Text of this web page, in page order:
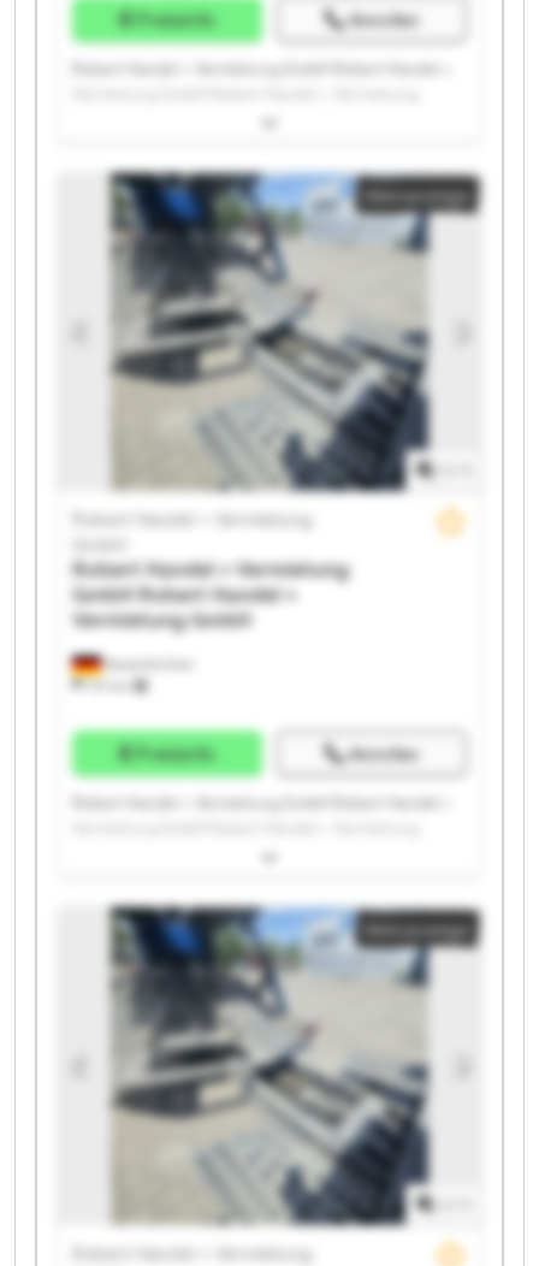
Preisinfo Anrufen
GmbH Robert Handel + Vermietung GmbH Robert
Vermietung GmbH Robert Handel + Vermietung
GmbH Robert Handel + Vermietung GmbH Robert
Handel + Vermietung GmbH Robert Handel +
Vermietung GmbH Robert Handel + Vermietung
GmbH Robert Handel + Vermietung GmbH Robert
Handel + Vermietung GmbH Robert Handel +
Vermietung GmbH Robert Handel + Vermietung
GmbH Robert Handel + Vermietung GmbH Robert
Handel + Vermietung GmbH Robert Handel +
Vermietung GmbH Robert Handel + Vermietung
GmbH Robert Handel + Vermietung GmbH
Kleinanzeige
Neuenkirchen
731 km
Robert Handel + Vermietung
Robert Handel + Vermietung
GmbHRobert Handel +
Vermietung GmbH
Preisinfo Anrufen
GmbH Robert Handel + Vermietung GmbH Robert
Vermietung GmbH Robert Handel + Vermietung
GmbH Robert Handel + Vermietung GmbH Robert
Handel + Vermietung GmbH Robert Handel +
Vermietung GmbH Robert Handel + Vermietung
GmbH Robert Handel + Vermietung GmbH Robert
Handel + Vermietung GmbH Robert Handel +
Vermietung GmbH Robert Handel + Vermietung
GmbH Robert Handel + Vermietung GmbH Robert
Handel + Vermietung GmbH Robert Handel +
Vermietung GmbH Robert Handel + Vermietung
GmbH Robert Handel + Vermietung GmbH
Kleinanzeige
Robert Handel + Vermietung